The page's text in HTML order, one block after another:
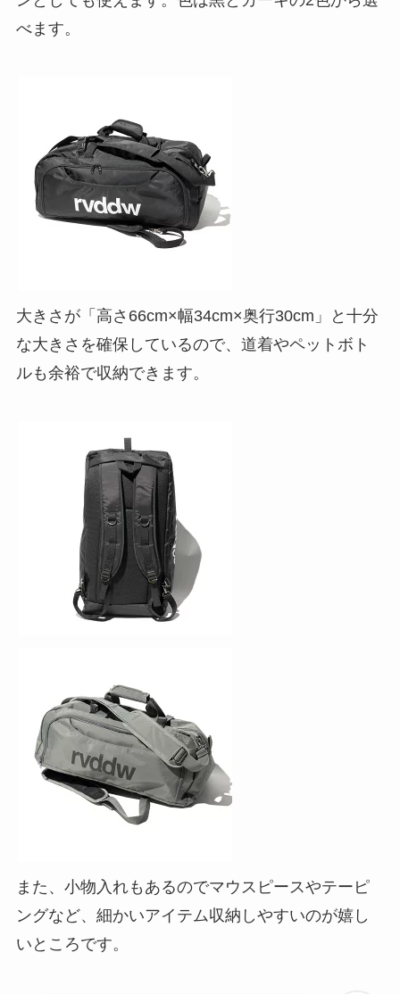
べます。
大きさが「高さ66cm×幅34cm×奥行30cm」と十分
な大きさを確保しているので、道着やペットボト
ルも余裕で収納できます。
また、小物入れもあるのでマウスピースやテーピ
ングなど、細かいアイテム収納しやすいのが嬉し
いところです。